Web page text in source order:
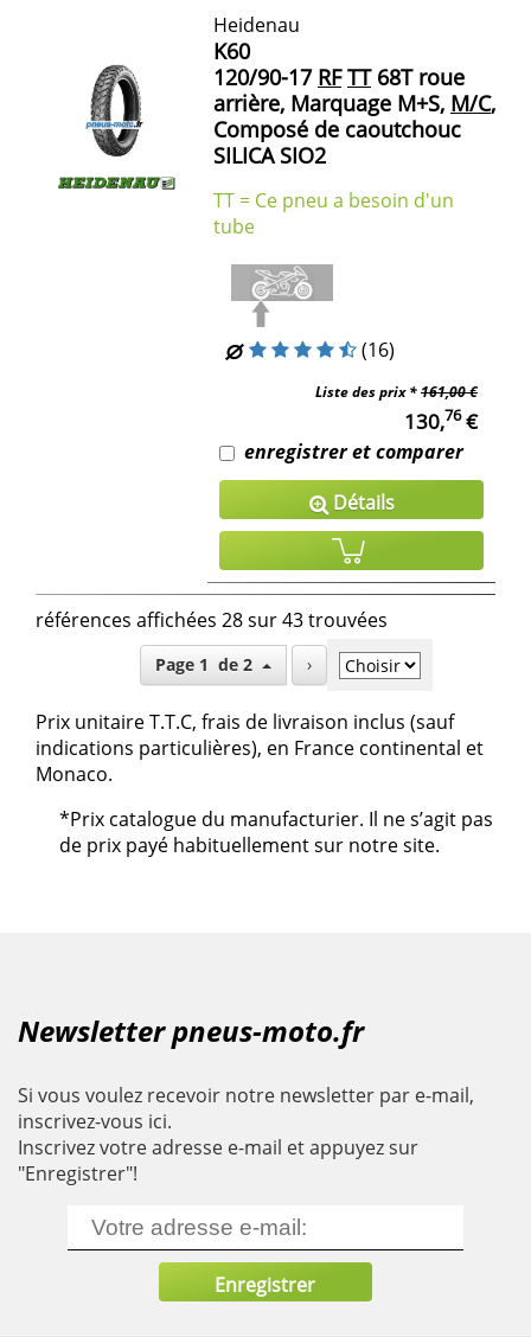
Heidenau
K60
120/90-17 RF TT68T roue
arrière, Marquage M+S, M/C,
Composé de caoutchouc
SILICA SIO2
TT = Ce pneu a besoin d'un
tube
(16)
Liste des prix *161,00 €
130,76€
enregistrer et comparer
Détails
références affichées 28 sur 43 trouvées
Page 1 de 2 ›
Prix unitaire T.T.C, frais de livraison inclus (sauf
indications particulières), en France continental et
Monaco.
*Prix catalogue du manufacturier. Il ne s’agit pas
de prix payé habituellement sur notre site.
Newsletter pneus-moto.fr
Si vous voulez recevoir notre newsletter par e-mail,
inscrivez-vous ici.
Inscrivez votre adresse e-mail et appuyez sur
"Enregistrer"!